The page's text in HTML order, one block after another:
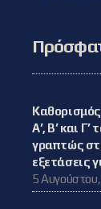
Α’, Β’ και
γραπτώς
εξετάσεις
5